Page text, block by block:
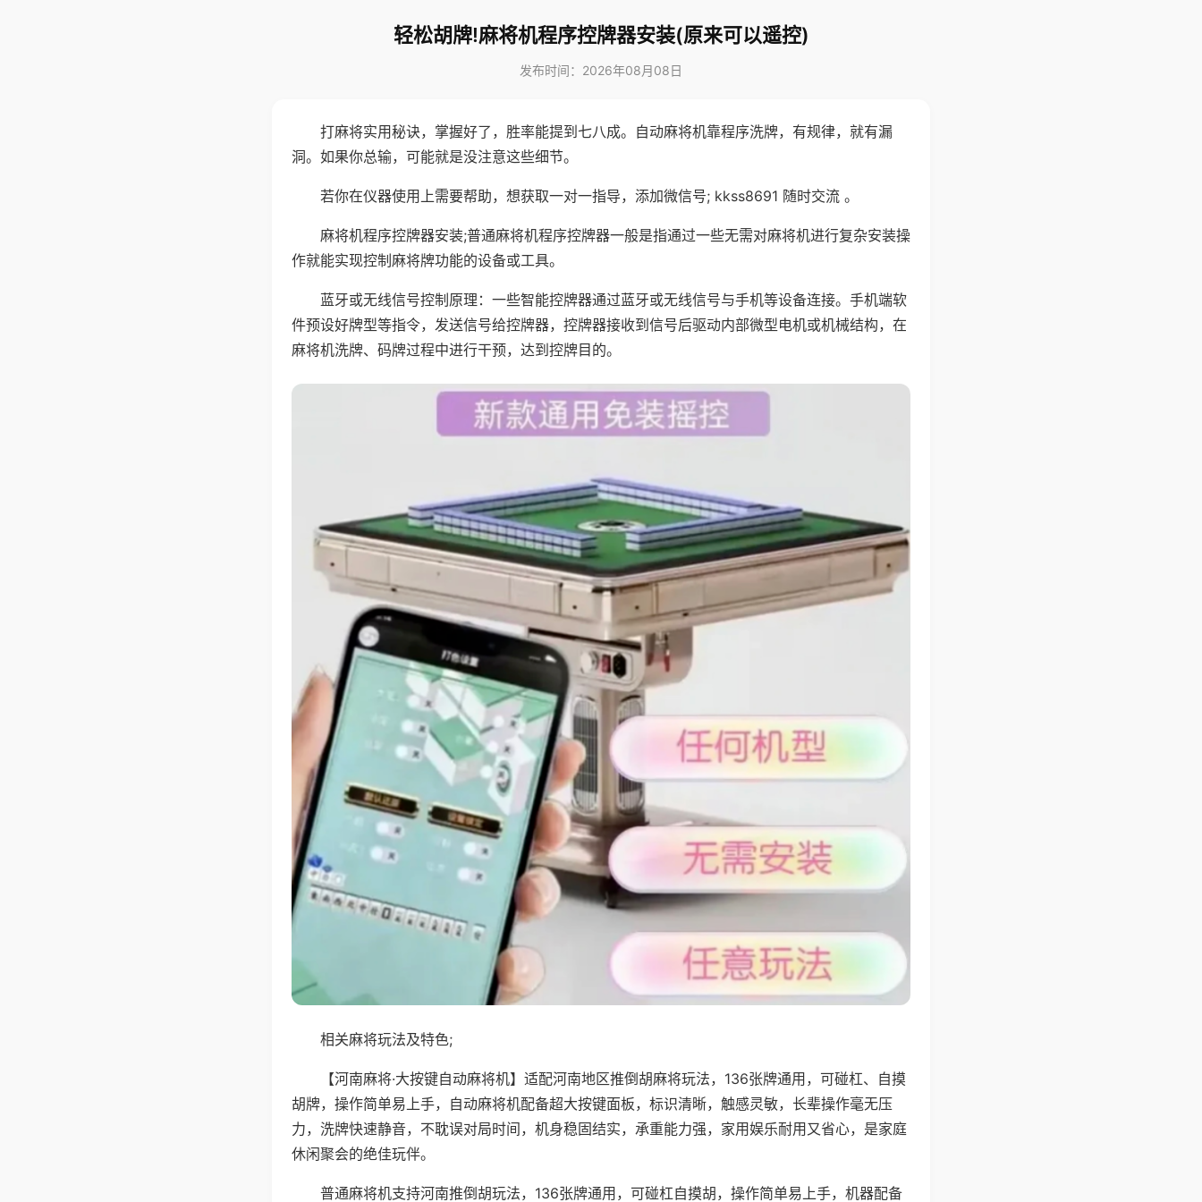
轻松胡牌!麻将机程序控牌器安装(原来可以遥控)
发布时间：2026年08月08日
打麻将实用秘诀，掌握好了，胜率能提到七八成。自动麻将机靠程序洗牌，有规律，就有漏
洞。如果你总输，可能就是没注意这些细节。
若你在仪器使用上需要帮助，想获取一对一指导，添加微信号; kkss8691 随时交流 。
麻将机程序控牌器安装;普通麻将机程序控牌器一般是指通过一些无需对麻将机进行复杂安装操
作就能实现控制麻将牌功能的设备或工具。
蓝牙或无线信号控制原理：一些智能控牌器通过蓝牙或无线信号与手机等设备连接。手机端软
件预设好牌型等指令，发送信号给控牌器，控牌器接收到信号后驱动内部微型电机或机械结构，在
麻将机洗牌、码牌过程中进行干预，达到控牌目的。
相关麻将玩法及特色;
【河南麻将·大按键自动麻将机】适配河南地区推倒胡麻将玩法，136张牌通用，可碰杠、自摸
胡牌，操作简单易上手，自动麻将机配备超大按键面板，标识清晰，触感灵敏，长辈操作毫无压
力，洗牌快速静音，不耽误对局时间，机身稳固结实，承重能力强，家用娱乐耐用又省心，是家庭
休闲聚会的绝佳玩伴。
普通麻将机支持河南推倒胡玩法，136张牌通用，可碰杠自摸胡，操作简单易上手，机器配备